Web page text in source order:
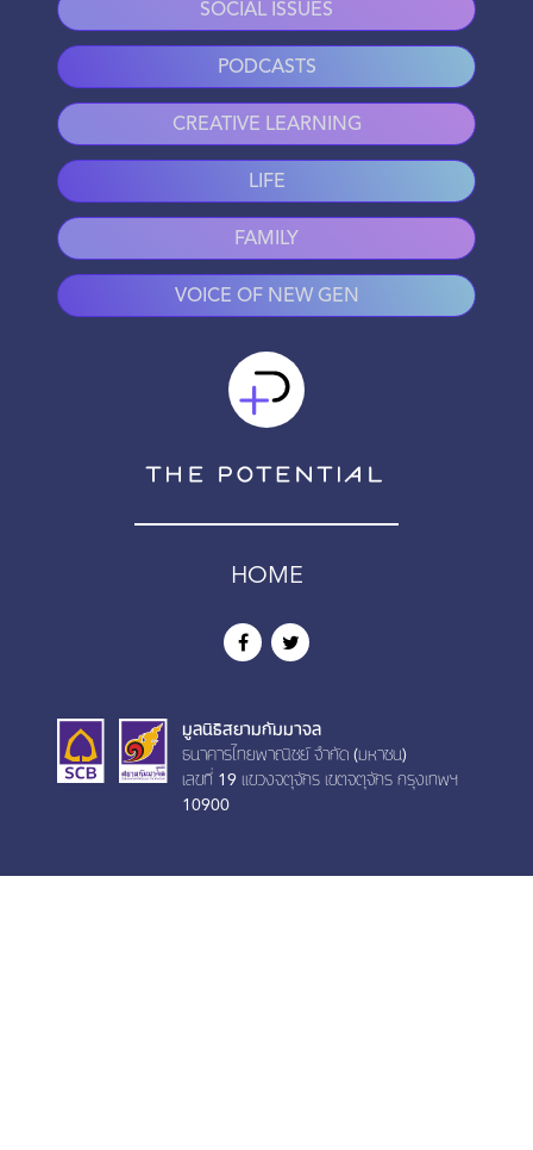
SOCIAL ISSUES
PODCASTS
CREATIVE LEARNING
LIFE
FAMILY
VOICE OF NEW GEN
HOME
มูลนิธิสยามกัมมาจล
ธนาคารไทยพาณิชย์ จำกัด (มหาชน)
เลขที่ 19 เเขวงจตุจักร เขตจตุจักร กรุงเทพฯ
10900